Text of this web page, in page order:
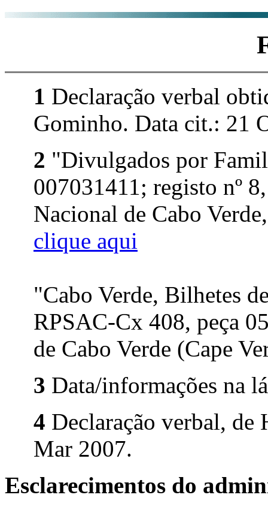
1 Declaração verbal
Gominho. Data cit.: 21
2 "Divulgados por
007031411; registo nº
Nacional de Cabo
clique aqui
"Cabo Verde, Bilhetes
RPSAC-Cx 408, peça
de Cabo Verde (Cape
3 Data/informações na
4 Declaração verbal,
Mar 2007.
Esclarecimentos do